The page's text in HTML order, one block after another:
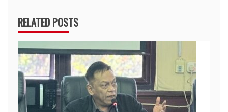
RELATED POSTS